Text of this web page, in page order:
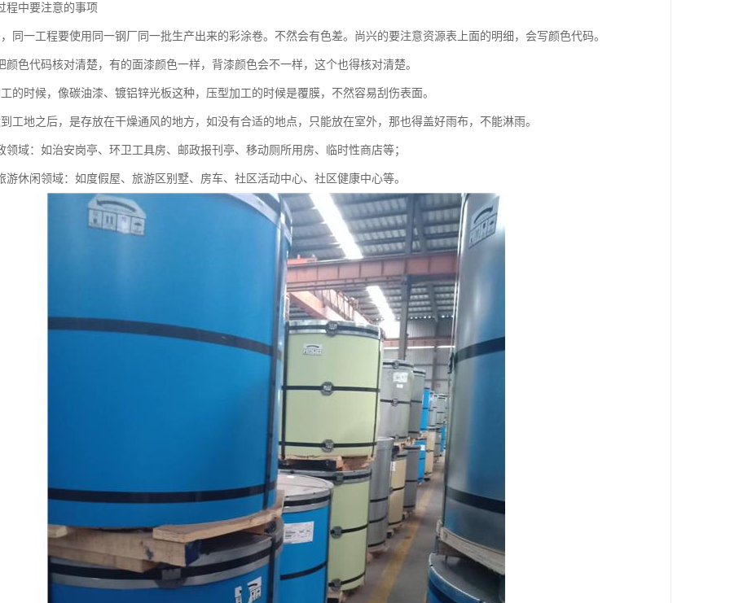
程中要注意的事项
同一工程要使用同一钢厂同一批生产出来的彩涂卷。不然会有色差。尚兴的要注意资源表上面的明细，会写颜色代码。
颜色代码核对清楚，有的面漆颜色一样，背漆颜色会不一样，这个也得核对清楚。
的时候，像碳油漆、镀铝锌光板这种，压型加工的时候是覆膜，不然容易刮伤表面。
工地之后，是存放在干燥通风的地方，如没有合适的地点，只能放在室外，那也得盖好雨布，不能淋雨。
领域：如治安岗亭、环卫工具房、邮政报刊亭、移动厕所用房、临时性商店等；
游休闲领域：如度假屋、旅游区别墅、房车、社区活动中心、社区健康中心等。